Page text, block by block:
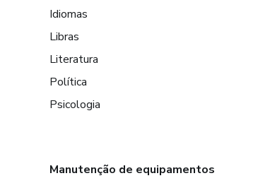
Idiomas
Libras
Literatura
Política
Psicologia
Manutenção de equipamentos